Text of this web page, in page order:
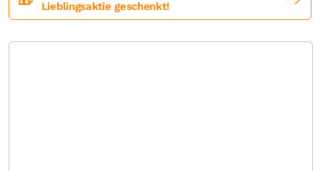
Lieblingsaktie geschenkt!